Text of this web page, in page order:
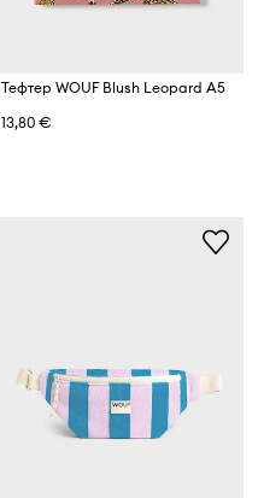
Тефтер WOUF Blush Leopard A5
13,80 €